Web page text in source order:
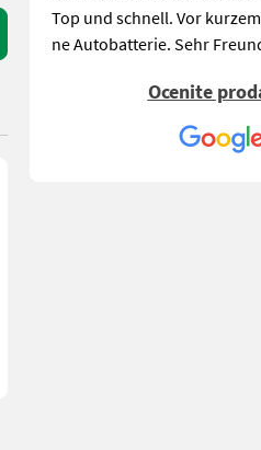
Top und schnell. Vor
ne Autobatterie. Sehr
komme wieder.Ocenite